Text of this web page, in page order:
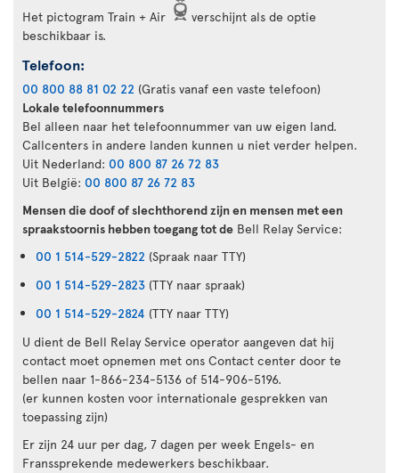
Het pictogram Train + Air
verschijnt als de optie
beschikbaar is.
Telefoon:
00 800 88 81 02 22 (Gratis vanaf een vaste telefoon)
Lokale telefoonnummers
Bel alleen naar het telefoonnummer van uw eigen land.
Callcenters in andere landen kunnen u niet verder helpen.
Uit Nederland: 00 800 87 26 72 83
Uit België: 00 800 87 26 72 83
Mensen die doof of slechthorend zijn en mensen met een
spraakstoornis hebben toegang tot de Bell Relay Service:
00 1 514-529-2822 (Spraak naar TTY)
00 1 514-529-2823 (TTY naar spraak)
00 1 514-529-2824 (TTY naar TTY)
U dient de Bell Relay Service operator aangeven dat hij
contact moet opnemen met ons Contact center door te
bellen naar 1-866-234-5136 of 514-906-5196.
(er kunnen kosten voor internationale gesprekken van
toepassing zijn)
Er zijn 24 uur per dag, 7 dagen per week Engels- en
Franssprekende medewerkers beschikbaar.